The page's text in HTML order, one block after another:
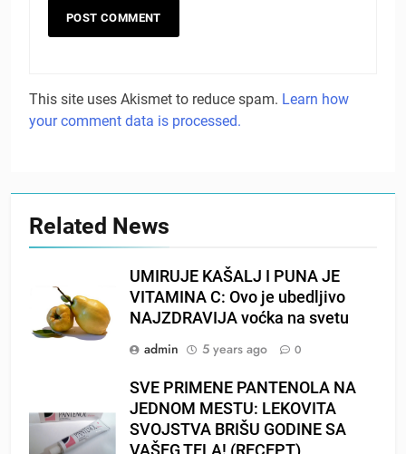
This site uses Akismet to reduce spam. Learn how
your comment data is processed.
Related News
UMIRUJE KAŠALJ I PUNA JE
VITAMINA C: Ovo je ubedljivo
NAJZDRAVIJA voćka na svetu
admin
5 years ago 0
SVE PRIMENE PANTENOLA NA
JEDNOM MESTU: LEKOVITA
SVOJSTVA BRIŠU GODINE SA
VAŠEG TELA! (RECEPT)